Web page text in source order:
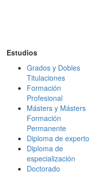
Estudios
Grados y Dobles
Titulaciones
Formación
Profesional
Másters y Másters
Formación
Permanente
Diploma de experto
Diploma de
especialización
Doctorado